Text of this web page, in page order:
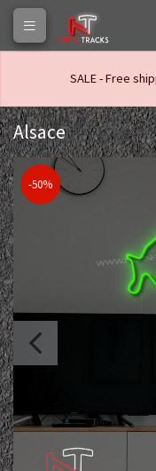
SALE - Free
Alsace
-50%